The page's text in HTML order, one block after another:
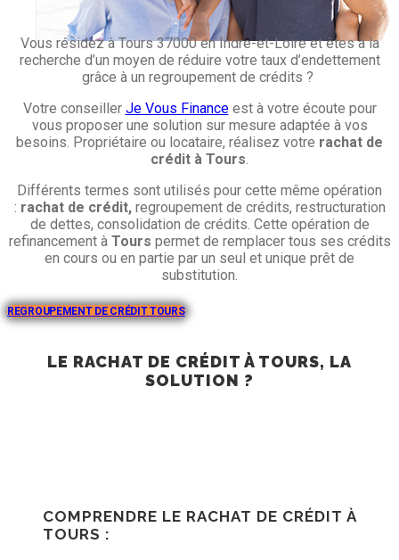
Vous résidez à Tours 37000 en Indre-et-Loire et êtes à la
recherche d’un moyen de réduire votre taux d’endettement
grâce à un regroupement de crédits ?
Votre conseiller Je Vous Financeest à votre écoute pour
vous proposer une solution sur mesure adaptée à vos
besoins. Propriétaire ou locataire, réalisez votre rachat de
crédit à Tours.
Différents termes sont utilisés pour cette même opération
: rachat de crédit,regroupement de crédits, restructuration
de dettes, consolidation de crédits. Cette opération de
refinancement à Tours permet de remplacer tous ses crédits
en cours ou en partie par un seul et unique prêt de
substitution.
REGROUPEMENT DE CRÉDIT TOURS
LE RACHAT DE CRÉDIT À TOURS, LA
SOLUTION ?
COMPRENDRE LE RACHAT DE CRÉDIT À
TOURS :